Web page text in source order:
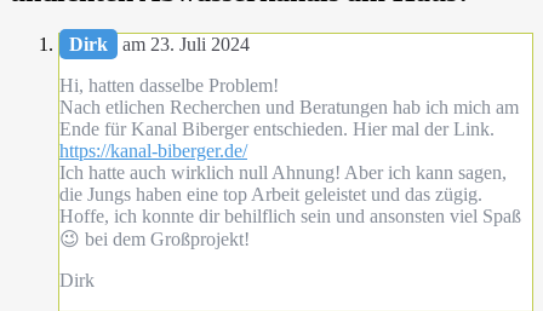
Dirk
am 23. Juli 2024
Hi, hatten dasselbe Problem!
Nach etlichen Recherchen und Beratungen hab ich mich am
Ende für Kanal Biberger entschieden. Hier mal der Link.
https://kanal-biberger.de/
Ich hatte auch wirklich null Ahnung! Aber ich kann sagen,
die Jungs haben eine top Arbeit geleistet und das zügig.
Hoffe, ich konnte dir behilflich sein und ansonsten viel Spaß
😉 bei dem Großprojekt!
Dirk